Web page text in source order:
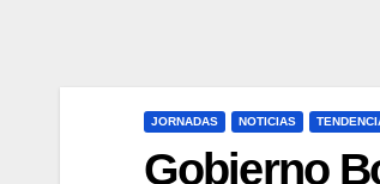
JORNADAS NOTICIAS
Gobierno